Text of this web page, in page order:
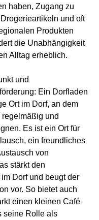
haben, Zugang zu
und oft
Produkten
die Unabhängigkeit
Alltag erheblich.
und
Ein Dorfladen
Ort im Dorf, an dem
und
Es ist ein Ort für
ein freundliches
von
stärkt den
Dorf und beugt der
vor. So bietet auch
einen kleinen Café-
seine Rolle als